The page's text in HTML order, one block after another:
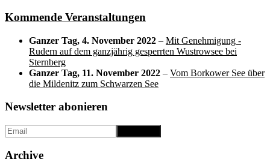
Kommende Veranstaltungen
Ganzer Tag, 4. November 2022 – Mit Genehmigung -
Rudern auf dem ganzjährig gesperrten Wustrowsee bei
Sternberg
Ganzer Tag, 11. November 2022 – Vom Borkower See über
die Mildenitz zum Schwarzen See
Newsletter abonieren
Archive